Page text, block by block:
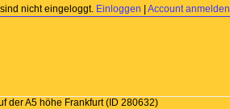
nicht eingeloggt. Einloggen Account anmelden
der A5 höhe Frankfurt(ID 280632)